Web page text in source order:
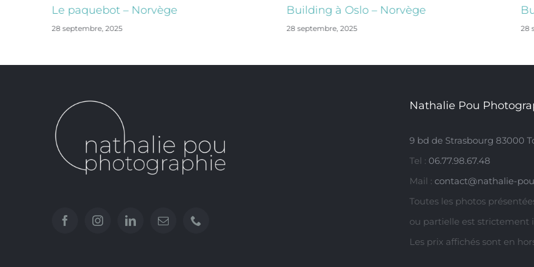
Le paquebot – Norvège
28 septembre, 2025
Building à Oslo – Norvège
28 septembre, 2025 28
Nathalie Pou
9 bd de Strasbourg 83000
Tel : 06.77.98.67.48
Mail : contact@nathalie-
Toutes les photos
ou partielle est strictement
Les prix affichés sont en